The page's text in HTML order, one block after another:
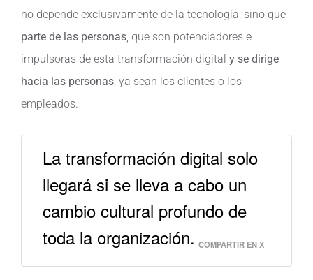
no depende exclusivamente de la tecnología, sino que
parte de las personas, que son potenciadores e
impulsoras de esta transformación digital y se dirige
hacia las personas, ya sean los clientes o los
empleados.
La transformación digital solo
llegará si se lleva a cabo un
cambio cultural profundo de
toda la organización. COMPARTIR EN X